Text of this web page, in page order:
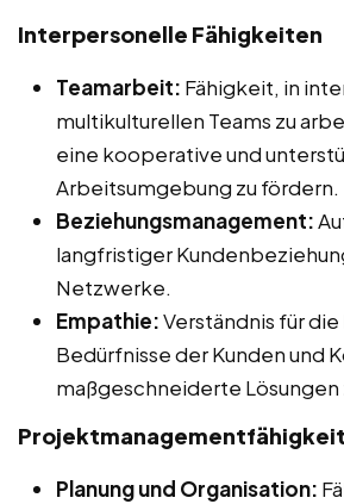
Interpersonelle Fähigkeiten
Teamarbeit: Fähigkeit, in
multikulturellen Teams zu
eine kooperative und
Arbeitsumgebung zu fördern.
Beziehungsmanagement:
langfristiger
Netzwerke.
Empathie:Verständnis für
Bedürfnisse der Kunden und
maßgeschneiderte
Planung und Organisation: